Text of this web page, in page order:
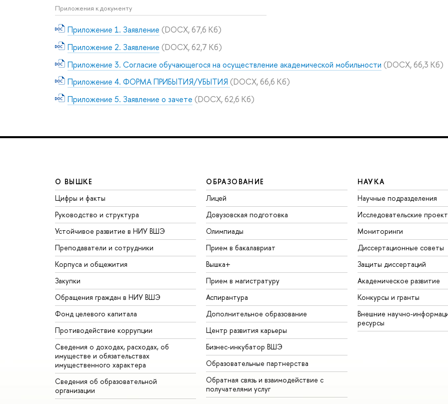
Приложения к документу
Приложение 1. Заявление (DOCX, 67,6 Кб)
Приложение 2. Заявление (DOCX, 62,7 Кб)
Приложение 3. Согласие обучающегося на осуществление академической мобильности (DOCX, 66,3 Кб)
Приложение 4. ФОРМА ПРИБЫТИЯ/УБЫТИЯ (DOCX, 66,6 Кб)
Приложение 5. Заявление о зачете (DOCX, 62,6 Кб)
О ВЫШКЕ
Цифры и факты
Руководство и структура
Устойчивое развитие в НИУ ВШЭ
Преподаватели и сотрудники
Корпуса и общежития
Закупки
Обращения граждан в НИУ ВШЭ
Фонд целевого капитала
Противодействие коррупции
Сведения о доходах, расходах, об
имуществе и обязательствах
имущественного характера
Сведения об образовательной
организации
ОБРАЗОВАНИЕ
Лицей
Довузовская подготовка
Олимпиады
Прием в бакалавриат
Вышка+
Прием в магистратуру
Аспирантура
Дополнительное образование
Центр развития карьеры
Бизнес-инкубатор ВШЭ
Образовательные партнерства
Обратная связь и взаимодействие с
получателями услуг
НАУКА
Научные подразделения
Исследовательские
Мониторинги
Диссертационные советы
Защиты диссертаций
Академическое развитие
Конкурсы и гранты
Внешние научно-
ресурсы